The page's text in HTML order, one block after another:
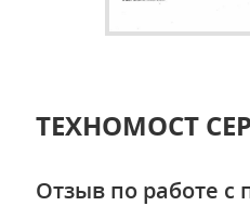
ТЕХНОМОСТ
Отзыв по работе с